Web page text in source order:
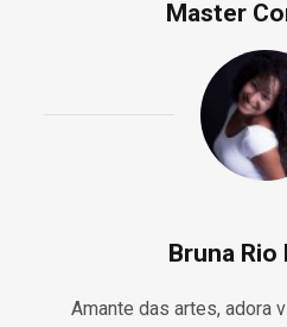
Master
Bruna Rio
Amante das artes, adora